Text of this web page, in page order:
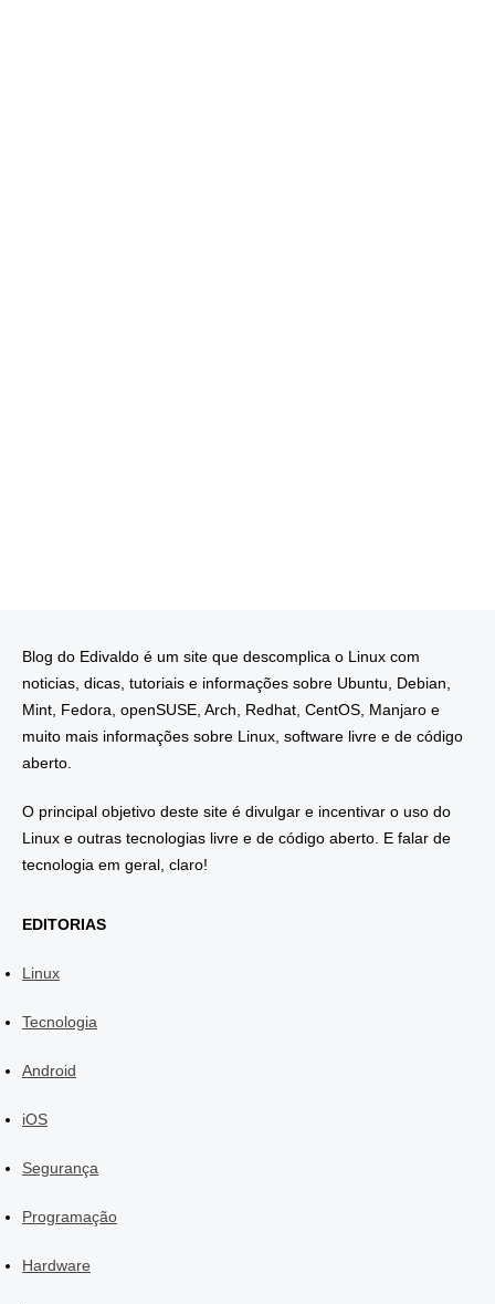
Blog do Edivaldo é um site que descomplica o Linux com
noticias, dicas, tutoriais e informações sobre Ubuntu, Debian,
Mint, Fedora, openSUSE, Arch, Redhat, CentOS, Manjaro e
muito mais informações sobre Linux, software livre e de código
aberto.
O principal objetivo deste site é divulgar e incentivar o uso do
Linux e outras tecnologias livre e de código aberto. E falar de
tecnologia em geral, claro!
EDITORIAS
Linux
Tecnologia
Android
iOS
Segurança
Programação
Hardware